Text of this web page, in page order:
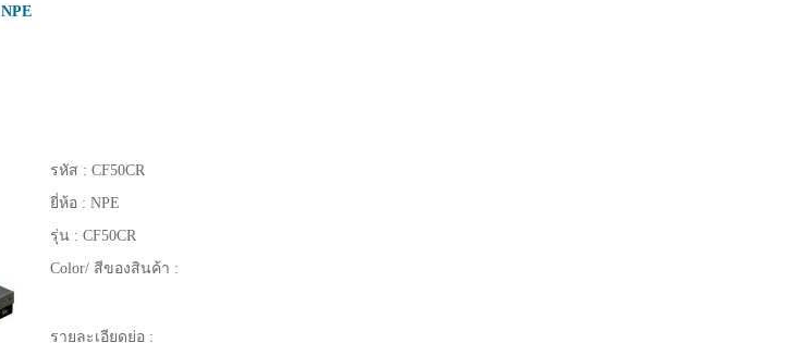
NPE
รหัส : CF50CR
ยี่ห้อ : NPE
รุ่น : CF50CR
Color/ สีของสินค้า :
รายละเอียดย่อ :